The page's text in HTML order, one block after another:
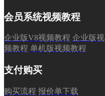
会员系统视频教程
企业版V8视频教程 企业版视
频教程 单机版视频教程
支付购买
购买流程 报价单下载